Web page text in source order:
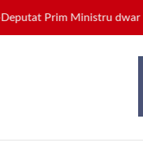
Prim Ministru dwar il-